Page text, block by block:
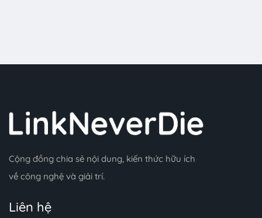
Cộng đồng chia sẻ nội dung, kiến thức hữu ích
về công nghệ và giải trí.
Liên hệ